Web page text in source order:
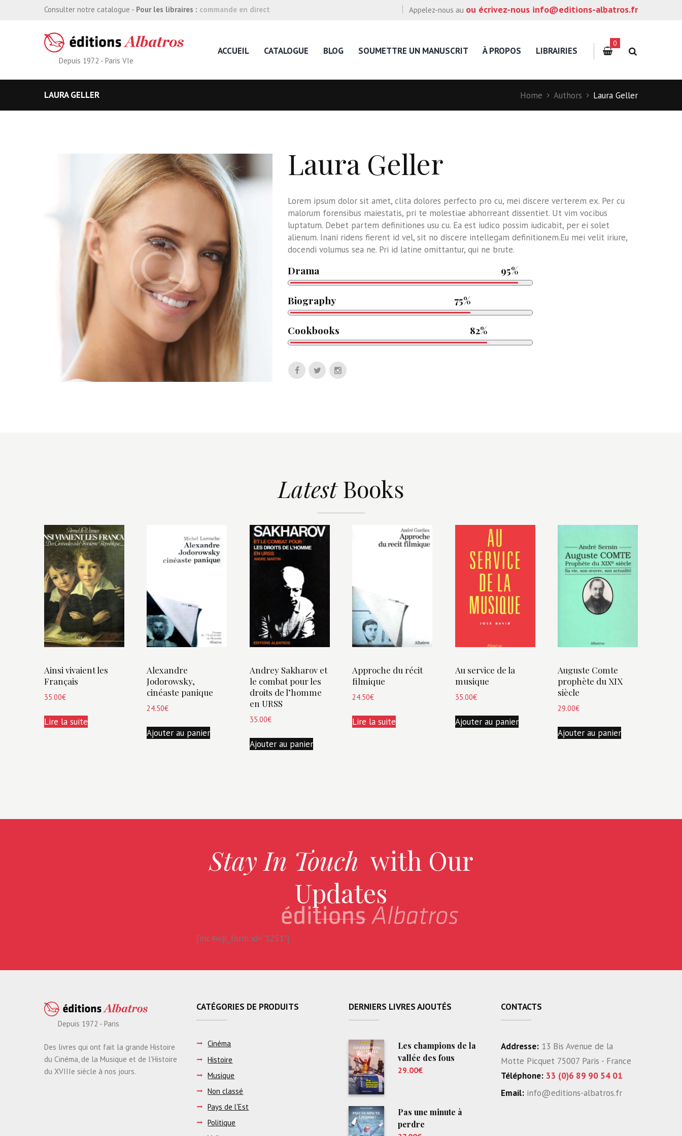
Consulter notre catalogue - Pour les libraires : commande en direct Appelez-nous au ou écrivez-nous info@editions-albatros.fr
Depuis 1972 - Paris VIe
ACCUEIL CATALOGUE BLOG SOUMETTRE UN MANUSCRIT À PROPOS LIBRAIRIES
0
LAURA GELLER Home Authors Laura Geller
Laura Geller
Lorem ipsum dolor sit amet, clita dolores perfecto pro cu, mei discere verterem ex. Per cu
malorum forensibus maiestatis, pri te molestiae abhorreant dissentiet. Ut vim vocibus
luptatum. Debet partem definitiones usu cu. Ea est iudico possim iudicabit, per ei solet
alienum. Inani ridens fierent id vel, sit no discere intellegam definitionem.Eu mei velit iriure,
docendi volumus sea ne. Pri id latine omittantur, qui ne brute.
Drama 95%
Biography 75%
Cookbooks 82%
LatestBooks
Ainsi vivaient les
Français
35.00€
Lire la suite
Alexandre
Jodorowsky,
cinéaste panique
24.50€
Ajouter au panier
Andrey Sakharov et
le combat pour les
droits de l’homme
en URSS
35.00€
Ajouter au panier
Approche du récit
filmique
24.50€
Lire la suite
Au service de la
musique
35.00€
Ajouter au panier
Auguste Comte
prophète du XIX
siècle
29.00€
Ajouter au panier
Stay In Touch with Our
Updates
[mc4wp_form id=”1251″]
Depuis 1972 - Paris
Des livres qui ont fait la grande Histoire
du Cinéma, de la Musique et de l'Histoire
du XVIIIe siècle à nos jours.
CATÉGORIES DE PRODUITS
Cinéma
Histoire
Musique
Non classé
Pays de l'Est
Politique
DERNIERS LIVRES AJOUTÉS
Les champions de la
vallée des fous
29.00€
Pas une minute à
perdre
CONTACTS
Addresse: 13 Bis Avenue de la
Motte Picquet 75007 Paris - France
Téléphone: 33 (0)6 89 90 54 01
Email: info@editions-albatros.fr